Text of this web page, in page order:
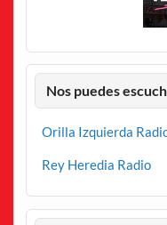
Nos puedes
Orilla Izquierda
Rey Heredia Radio